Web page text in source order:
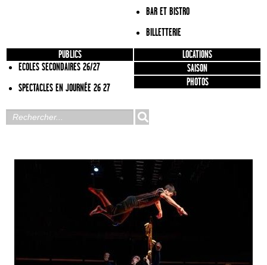
BAR ET BISTRO
BILLETTERIE
PUBLICS
ECOLES SECONDAIRES 26/27
SPECTACLES EN JOURNÉE 26 27
LOCATIONS
SAISON
PHOTOS